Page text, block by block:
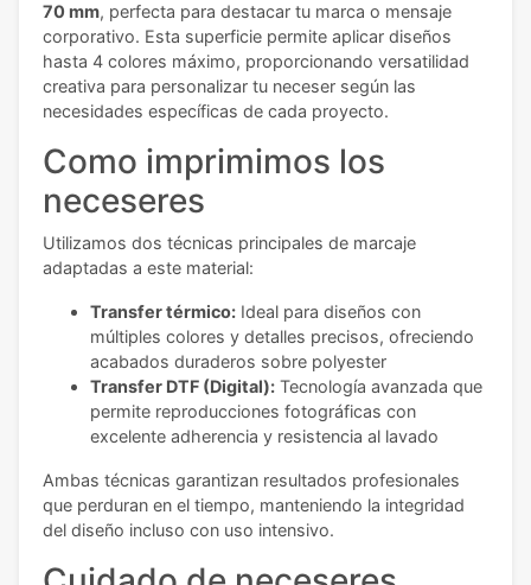
70 mm, perfecta para destacar tu marca o mensaje
corporativo. Esta superficie permite aplicar diseños
hasta 4 colores máximo, proporcionando versatilidad
creativa para personalizar tu neceser según las
necesidades específicas de cada proyecto.
Como imprimimos los
neceseres
Utilizamos dos técnicas principales de marcaje
adaptadas a este material:
Transfer térmico: Ideal para diseños con
múltiples colores y detalles precisos, ofreciendo
acabados duraderos sobre polyester
Transfer DTF (Digital): Tecnología avanzada que
permite reproducciones fotográficas con
excelente adherencia y resistencia al lavado
Ambas técnicas garantizan resultados profesionales
que perduran en el tiempo, manteniendo la integridad
del diseño incluso con uso intensivo.